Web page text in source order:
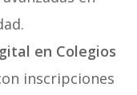
en Colegios
inscripciones